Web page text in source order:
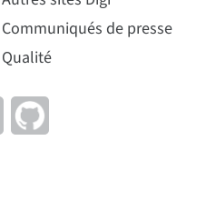
Communiqués de presse
Qualité